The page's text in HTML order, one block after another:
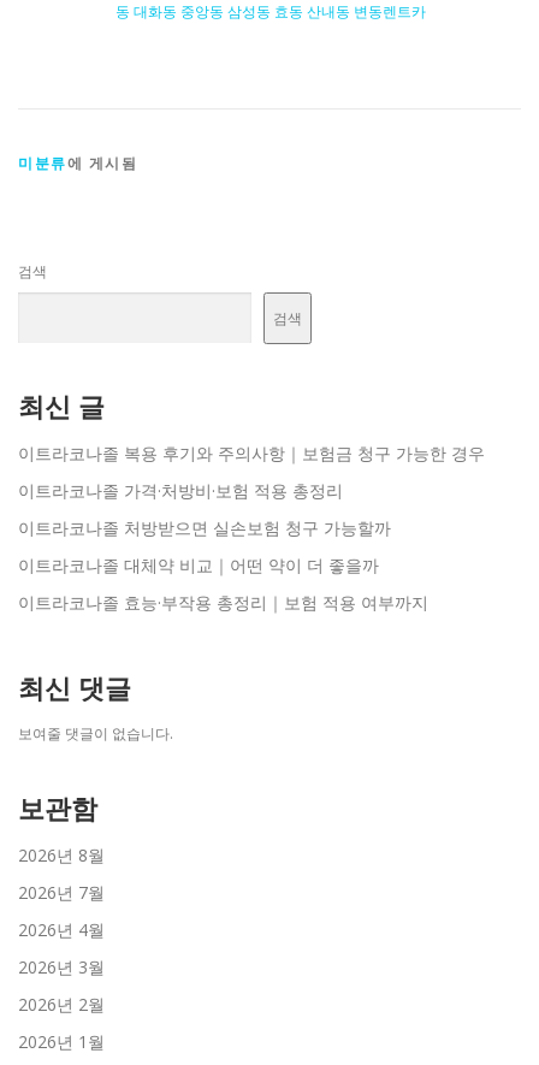
동 대화동 중앙동 삼성동 효동 산내동 변동렌트카
미분류에 게시됨
검색
검색
최신 글
이트라코나졸 복용 후기와 주의사항｜보험금 청구 가능한 경우
이트라코나졸 가격·처방비·보험 적용 총정리
이트라코나졸 처방받으면 실손보험 청구 가능할까
이트라코나졸 대체약 비교｜어떤 약이 더 좋을까
이트라코나졸 효능·부작용 총정리｜보험 적용 여부까지
최신 댓글
보여줄 댓글이 없습니다.
보관함
2026년 8월
2026년 7월
2026년 4월
2026년 3월
2026년 2월
2026년 1월